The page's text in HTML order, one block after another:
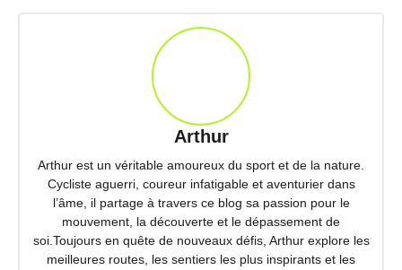
Arthur
Arthur est un véritable amoureux du sport et de la nature.
Cycliste aguerri, coureur infatigable et aventurier dans
l’âme, il partage à travers ce blog sa passion pour le
mouvement, la découverte et le dépassement de
soi.Toujours en quête de nouveaux défis, Arthur explore les
meilleures routes, les sentiers les plus inspirants et les